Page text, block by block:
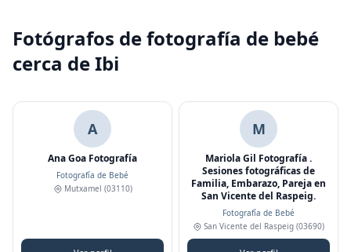
Fotógrafos de fotografía de bebé
cerca de Ibi
A
Ana Goa Fotografía
Fotografía de Bebé
Mutxamel (03110)
M
Mariola Gil Fotografía .
Sesiones fotográficas de
Familia, Embarazo, Pareja en
San Vicente del Raspeig.
Fotografía de Bebé
San Vicente del Raspeig (03690)